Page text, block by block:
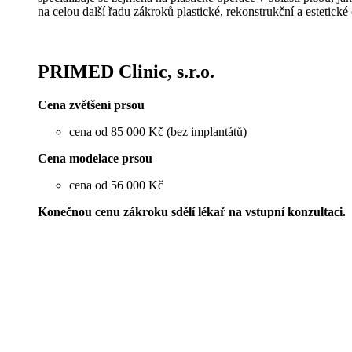
na celou další řadu zákroků plastické, rekonstrukční a estetické
PRIMED Clinic, s.r.o.
Cena zvětšení prsou
cena od 85 000 Kč (bez implantátů)
Cena modelace prsou
cena od 56 000 Kč
Konečnou cenu zákroku sdělí lékař na vstupní konzultaci.